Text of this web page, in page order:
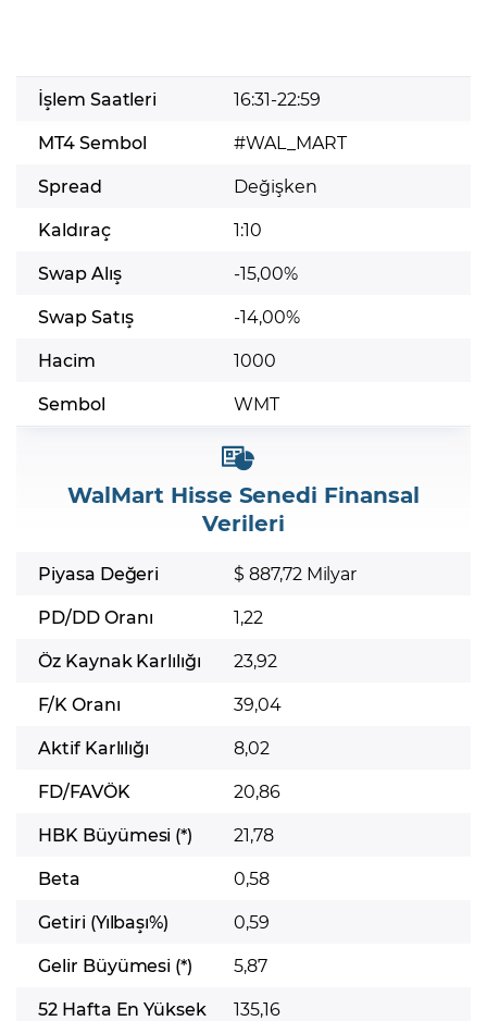
İşlem Saatleri
16:31-22:59
MT4 Sembol
#WAL_MART
Spread
Değişken
Kaldıraç
1:10
Swap Alış
-15,00%
Swap Satış
-14,00%
Hacim
1000
Sembol
WMT
WalMart Hisse Senedi Finansal
Verileri
Piyasa Değeri
$ 887,72 Milyar
PD/DD Oranı
1,22
Öz Kaynak Karlılığı
23,92
F/K Oranı
39,04
Aktif Karlılığı
8,02
FD/FAVÖK
20,86
HBK Büyümesi (*)
21,78
Beta
0,58
Getiri (Yılbaşı%)
0,59
Gelir Büyümesi (*)
5,87
52 Hafta En Yüksek
135,16